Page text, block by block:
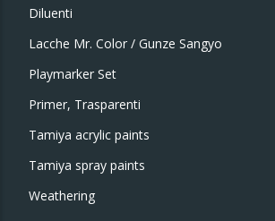
Diluenti
Lacche Mr. Color / Gunze Sangyo
Playmarker Set
Primer, Trasparenti
Tamiya acrylic paints
Tamiya spray paints
Weathering